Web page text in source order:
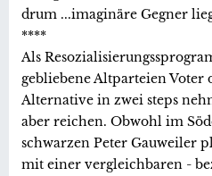
drum ...imaginäre Gegner
****
Als
gebliebene Altparteien Voter
Alternative in zwei steps
aber reichen. Obwohl im
schwarzen Peter Gauweiler
mit einer vergleichbaren -